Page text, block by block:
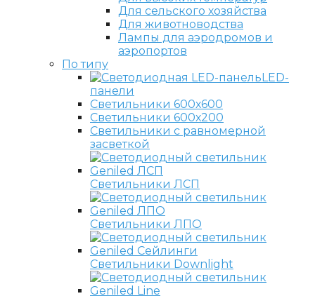
Для сельского хозяйства
Для животноводства
Лампы для аэродромов и
аэропортов
По типу
LED-
панели
Светильники 600х600
Светильники 600х200
Светильники с равномерной
засветкой
Светильники ЛСП
Светильники ЛПО
Светильники Downlight